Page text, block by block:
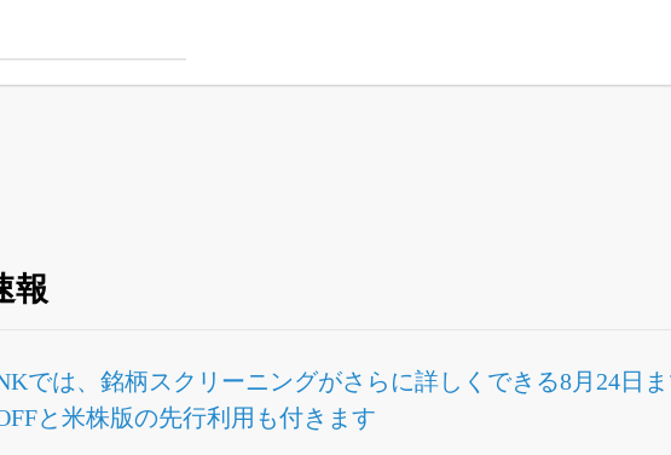
報
では、銘柄スクリーニングがさらに詳しくできる8月24日
と米株版の先行利用も付きます